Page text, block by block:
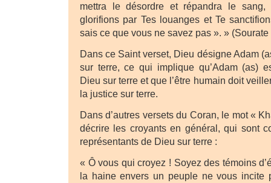
mettra le désordre et répandra le
glorifions par Tes louanges et Te
sais ce que vous ne savez pas ». » (Sourate
Dans ce Saint verset, Dieu désigne Adam
sur terre, ce qui implique qu’Adam (as)
Dieu sur terre et que l’être humain doit
la justice sur terre.
Dans d’autres versets du Coran, le mot «
décrire les croyants en général, qui sont
représentants de Dieu sur terre :
« Ô vous qui croyez ! Soyez des témoins
la haine envers un peuple ne vous incite